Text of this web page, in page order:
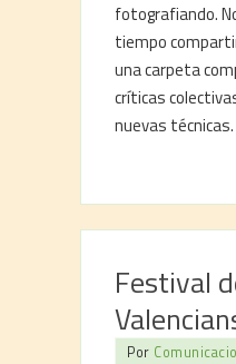
fotografiando.
tiempo
una carpeta
críticas
nuevas técnicas.
Festival
Por